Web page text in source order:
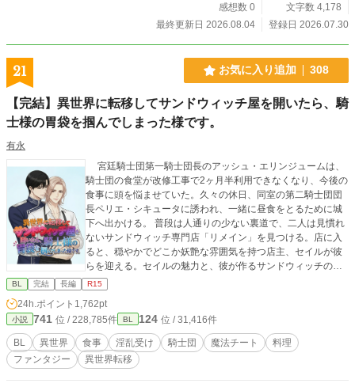
感想数 0
文字数 4,178
最終更新日 2026.08.04
登録日 2026.07.30
21 お気に入り追加 308
【完結】異世界に転移してサンドウィッチ屋を開いたら、騎
士様の胃袋を掴んでしまった様です。
有永
宮廷騎士団第一騎士団長のアッシュ・エリンジュームは、
騎士団の食堂が改修工事で2ヶ月半利用できなくなり、今後の
食事に頭を悩ませていた。久々の休日、同室の第二騎士団団
長ペリエ・シキュータに誘われ、一緒に昼食をとるために城
下へ出かける。 普段は人通りの少ない裏道で、二人は見慣れ
ないサンドウィッチ専門店「リメイン」を見つける。店に入
ると、穏やかでどこか妖艶な雰囲気を持つ店主、セイルが彼
らを迎える。セイルの魅力と、彼が作るサンドウィッチのあ
まりの美味しさに、食事に無頓着だったアッシュは心を奪わ
れる…
BL 完結 長編 R15
24h.ポイント 1,762pt
小説 741 位 / 228,785件 BL 124 位 / 31,416件
BL 異世界 食事 淫乱受け 騎士団 魔法チート
料理
ファンタジー
異世界転移